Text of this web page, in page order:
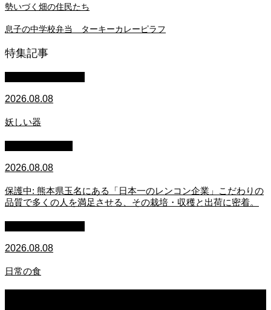
勢いづく畑の住民たち
息子の中学校弁当 ターキーカレーピラフ
特集記事
2026.08.08
妖しい器
2026.08.08
保護中: 熊本県玉名にある「日本一のレンコン企業」こだわりの
品質で多くの人を満足させる、その栽培・収穫と出荷に密着。
2026.08.08
日常の食